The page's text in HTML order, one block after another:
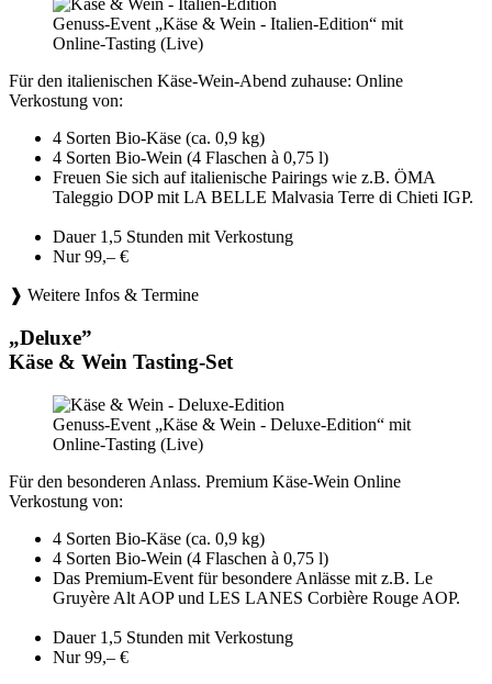
Genuss-Event „Käse & Wein - Italien-Edition“ mit
Online-Tasting (Live)
Für den italienischen Käse-Wein-Abend zuhause: Online
Verkostung von:
4 Sorten Bio-Käse (ca. 0,9 kg)
4 Sorten Bio-Wein (4 Flaschen à 0,75 l)
Freuen Sie sich auf italienische Pairings wie z.B. ÖMA
Taleggio DOP mit LA BELLE Malvasia Terre di Chieti IGP.
Dauer 1,5 Stunden mit Verkostung
Nur 99,– €
❱ Weitere Infos & Termine
„Deluxe”
Käse & Wein Tasting-Set
Genuss-Event „Käse & Wein - Deluxe-Edition“ mit
Online-Tasting (Live)
Für den besonderen Anlass. Premium Käse-Wein Online
Verkostung von:
4 Sorten Bio-Käse (ca. 0,9 kg)
4 Sorten Bio-Wein (4 Flaschen à 0,75 l)
Das Premium-Event für besondere Anlässe mit z.B. Le
Gruyère Alt AOP und LES LANES Corbière Rouge AOP.
Dauer 1,5 Stunden mit Verkostung
Nur 99,– €